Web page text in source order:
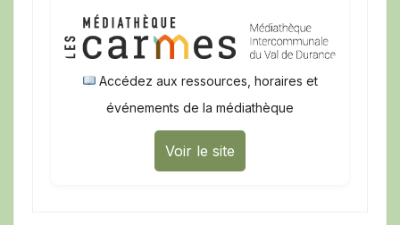
Accédez aux ressources, horaires et
événements de la médiathèque
Voir le site